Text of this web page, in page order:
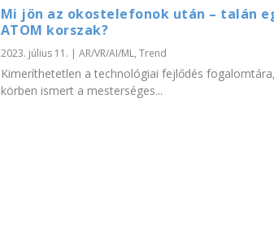
Mi jön az okostelefonok után – talán
ATOM korszak?
2023. július 11. | AR/VR/AI/ML, Trend
Kimeríthetetlen a technológiai fejlődés
körben ismert a mesterséges...